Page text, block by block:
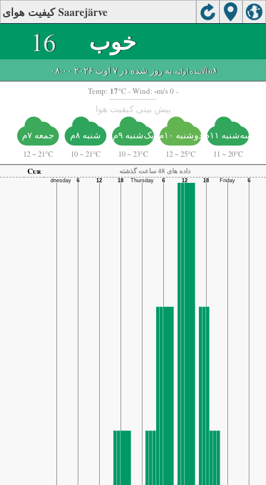
کیفیت هوای Saarejärve
16 خوب
به روز شده در ۷ اوت ۲۰۲۶ ۰۸:۰۰ -آلاینده اولیه:o3
Temp: 17°C - Wind: -m/s 0 -
پیش بینی کیفیت هوا
جمعه ۷م
12 ~ 21°C
شنبه ۸م
10 ~ 21°C
یک‌شنبه ۹م
10 ~ 23°C
دوشنبه ۱۰م
12 ~ 25°C
سه‌شنبه ۱۱م
11 ~ 20°C
Cur
داده های 48 ساعت گذشته